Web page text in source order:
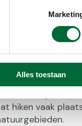
Alles toestaan
is een
afstanden
meer van
Een hike kan
rotsachtige
Het avontuur
deelde een
daar ben je aan
hiken vaak